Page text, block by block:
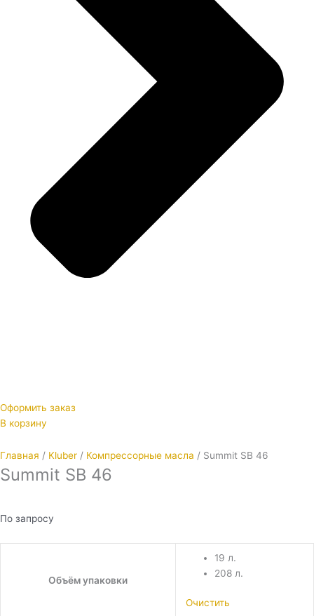
Оформить заказ
В корзину
Главная / Kluber / Компрессорные масла / Summit SB 46
Summit SB 46
По запросу
Объём упаковки
19 л.
208 л.
Очистить